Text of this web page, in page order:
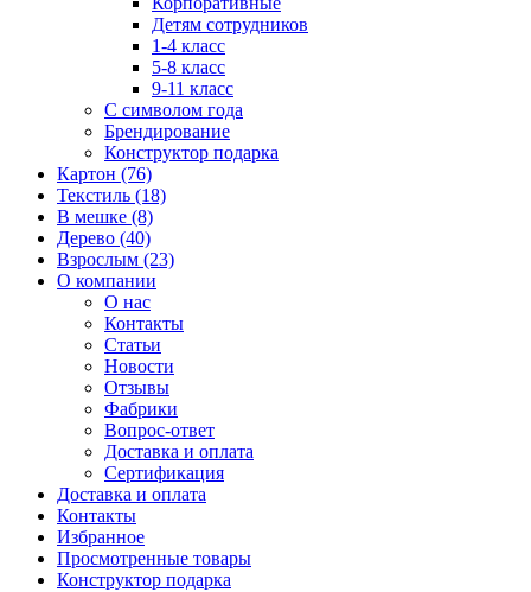
Детям сотрудников
1-4 класс
5-8 класс
9-11 класс
С символом года
Брендирование
Конструктор подарка
Картон (76)
Текстиль (18)
В мешке (8)
Дерево (40)
Взрослым (23)
О компании
О нас
Контакты
Статьи
Новости
Отзывы
Фабрики
Вопрос-ответ
Доставка и оплата
Сертификация
Доставка и оплата
Контакты
Избранное
Просмотренные товары
Конструктор подарка